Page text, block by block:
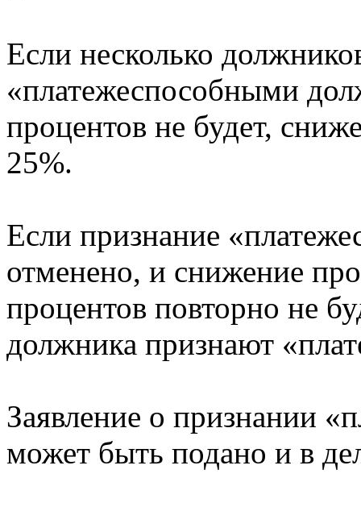
Если несколько
«платежеспособными
процентов не будет,
25%.
Если признание
отменено, и снижение
процентов повторно не
должника признают
Заявление о признании
может быть подано и в